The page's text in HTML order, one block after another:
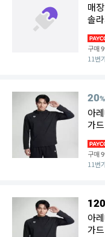
매
솔
구매
11번
20%
아
가
구매
11번
아
가